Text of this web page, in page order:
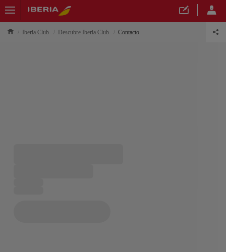
Iberia Club Descubre Iberia Club Contacto